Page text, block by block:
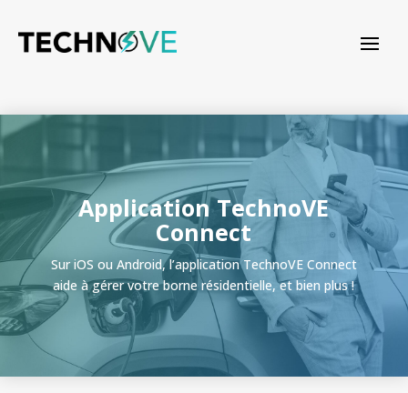
Application TechnoVE
Connect
Sur iOS ou Android, l’application TechnoVE Connect
aide à gérer votre borne résidentielle, et bien plus !